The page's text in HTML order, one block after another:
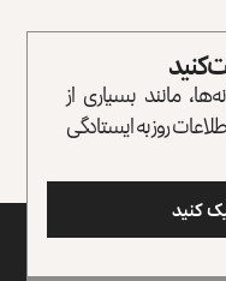
کنید
مانند بسیاری از
روز به ایستادگی
کنید